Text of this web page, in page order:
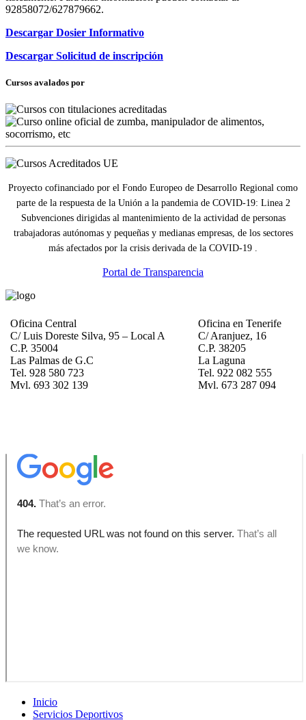
92858072/627879662.
Descargar Dosier Informativo
Descargar Solicitud de inscripción
Cursos avalados por
Proyecto cofinanciado por el Fondo Europeo de Desarrollo Regional como
parte de la respuesta de la Unión a la pandemia de COVID-19: Linea 2
Subvenciones dirigidas al mantenimiento de la actividad de personas
trabajadoras autónomas y pequeñas y medianas empresas, de los sectores
más afectados por la crisis derivada de la COVID-19 .
Portal de Transparencia
Oficina Central
C/ Luis Doreste Silva, 95 – Local A
C.P. 35004
Las Palmas de G.C
Tel. 928 580 723
Mvl. 693 302 139
Oficina en Tenerife
C/ Aranjuez, 16
C.P. 38205
La Laguna
Tel. 922 082 555
Mvl. 673 287 094
Inicio
Servicios Deportivos